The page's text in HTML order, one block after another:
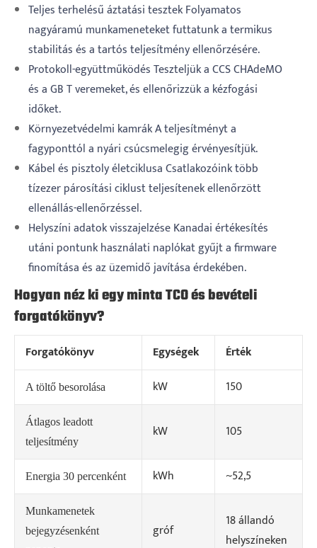
Teljes terhelésű áztatási tesztek Folyamatos
nagyáramú munkameneteket futtatunk a termikus
stabilitás és a tartós teljesítmény ellenőrzésére.
Protokoll-együttműködés Teszteljük a CCS CHAdeMO
és a GB T veremeket, és ellenőrizzük a kézfogási
időket.
Környezetvédelmi kamrák A teljesítményt a
fagyponttól a nyári csúcsmelegig érvényesítjük.
Kábel és pisztoly életciklusa Csatlakozóink több
tízezer párosítási ciklust teljesítenek ellenőrzött
ellenállás-ellenőrzéssel.
Helyszíni adatok visszajelzése Kanadai értékesítés
utáni pontunk használati naplókat gyűjt a firmware
finomítása és az üzemidő javítása érdekében.
Hogyan néz ki egy minta TCO és bevételi
forgatókönyv?
Forgatókönyv Egységek Érték
A töltő besorolása kW 150
Átlagos leadott
teljesítmény
kW 105
Energia 30 percenként kWh ~52,5
Munkamenetek
bejegyzésenként
gróf
18 állandó
helyszíneken